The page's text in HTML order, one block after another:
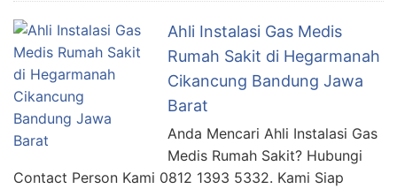
Ahli Instalasi Gas Medis
Rumah Sakit di Hegarmanah
Cikancung Bandung Jawa
Barat
Anda Mencari Ahli Instalasi Gas
Medis Rumah Sakit? Hubungi
Contact Person Kami 0812 1393 5332. Kami Siap